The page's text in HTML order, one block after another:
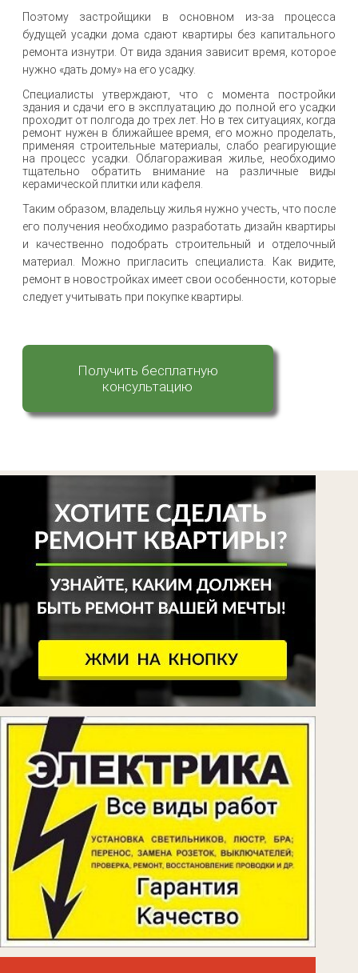
Поэтому застройщики в основном из-за процесса
будущей усадки дома сдают квартиры без капитального
ремонта изнутри. От вида здания зависит время, которое
нужно «дать дому» на его усадку.
Специалисты утверждают, что с момента постройки
здания и сдачи его в эксплуатацию до полной его усадки
проходит от полгода до трех лет. Но в тех ситуациях, когда
ремонт нужен в ближайшее время, его можно проделать,
применяя строительные материалы, слабо реагирующие
на процесс усадки. Облагораживая жилье, необходимо
тщательно обратить внимание на различные виды
керамической плитки или кафеля.
Таким образом, владельцу жилья нужно учесть, что после
его получения необходимо разработать дизайн квартиры
и качественно подобрать строительный и отделочный
материал. Можно пригласить специалиста. Как видите,
ремонт в новостройках имеет свои особенности, которые
следует учитывать при покупке квартиры.
Получить бесплатную
консультацию